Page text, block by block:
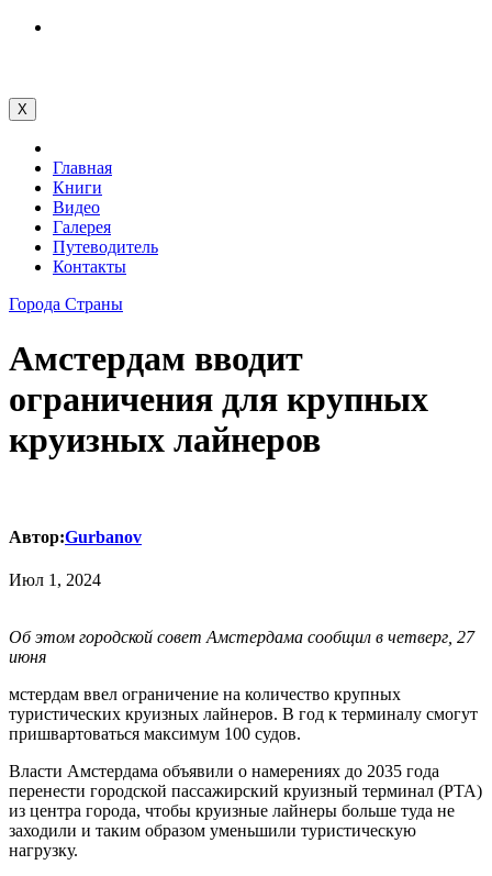
Перейти
X
Главная
Книги
Видео
Галерея
Путеводитель
Контакты
Города Страны
Амстердам вводит
ограничения для крупных
круизных лайнеров
Автор:Gurbanov
Июл 1, 2024
Об этом городской совет Амстердама сообщил в четверг, 27
июня
мстердам ввел ограничение на количество крупных
туристических круизных лайнеров. В год к терминалу смогут
пришвартоваться максимум 100 судов.
Власти Амстердама объявили о намерениях до 2035 года
перенести городской пассажирский круизный терминал (PTA)
из центра города, чтобы круизные лайнеры больше туда не
заходили и таким образом уменьшили туристическую
нагрузку.